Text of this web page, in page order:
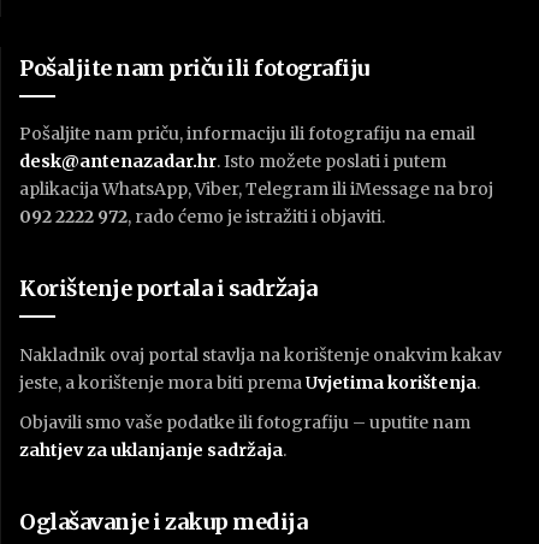
Pošaljite nam priču ili fotografiju
Pošaljite nam priču, informaciju ili fotografiju na email
desk@antenazadar.hr. Isto možete poslati i putem
aplikacija WhatsApp, Viber, Telegram ili iMessage na broj
092 2222 972, rado ćemo je istražiti i objaviti.
Korištenje portala i sadržaja
Nakladnik ovaj portal stavlja na korištenje onakvim kakav
jeste, a korištenje mora biti premaUvjetima korištenja.
Objavili smo vaše podatke ili fotografiju – uputite nam
zahtjev za uklanjanje sadržaja.
Oglašavanje i zakup medija